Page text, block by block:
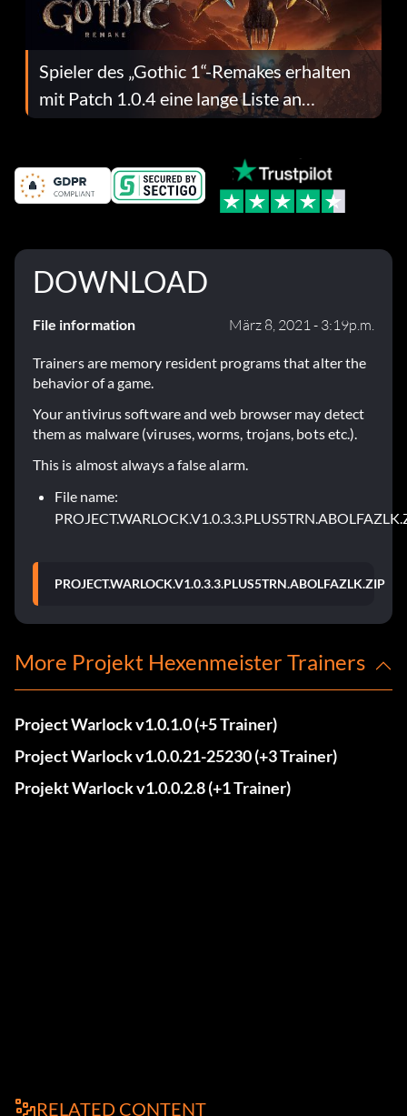
Spieler des „Gothic 1“-Remakes erhalten
mit Patch 1.0.4 eine lange Liste an
Fehlerbehebungen
DOWNLOAD
File information März 8, 2021 - 3:19p.m.
Trainers are memory resident programs that alter the
behavior of a game.
Your antivirus software and web browser may detect
them as malware (viruses, worms, trojans, bots etc.).
This is almost always a false alarm.
File name:
PROJECT.WARLOCK.V1.0.3.3.PLUS5TRN.ABOLFAZLK.ZIP
More Projekt Hexenmeister Trainers
Project Warlock v1.0.1.0 (+5 Trainer)
Project Warlock v1.0.0.21-25230 (+3 Trainer)
Projekt Warlock v1.0.0.2.8 (+1 Trainer)
RELATED CONTENT